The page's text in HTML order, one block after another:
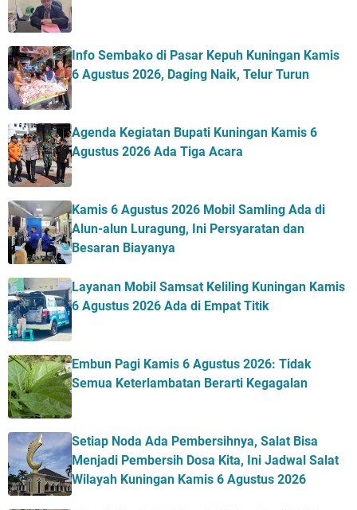
Info Sembako di Pasar Kepuh Kuningan Kamis
6 Agustus 2026, Daging Naik, Telur Turun
Agenda Kegiatan Bupati Kuningan Kamis 6
Agustus 2026 Ada Tiga Acara
Kamis 6 Agustus 2026 Mobil Samling Ada di
Alun-alun Luragung, Ini Persyaratan dan
Besaran Biayanya
Layanan Mobil Samsat Keliling Kuningan Kamis
6 Agustus 2026 Ada di Empat Titik
Embun Pagi Kamis 6 Agustus 2026: Tidak
Semua Keterlambatan Berarti Kegagalan
Setiap Noda Ada Pembersihnya, Salat Bisa
Menjadi Pembersih Dosa Kita, Ini Jadwal Salat
Wilayah Kuningan Kamis 6 Agustus 2026